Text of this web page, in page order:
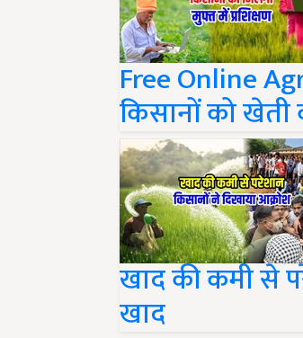
Free Online
किसानों को
खाद की कमी से
खाद
Share your